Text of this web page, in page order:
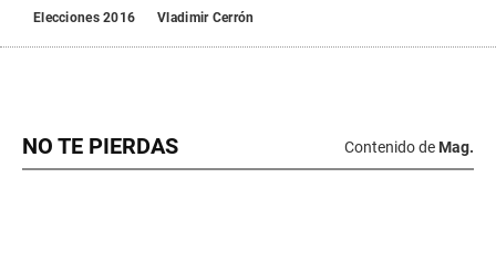
Elecciones 2016 Vladimir Cerrón
NO TE PIERDAS Contenido de Mag.